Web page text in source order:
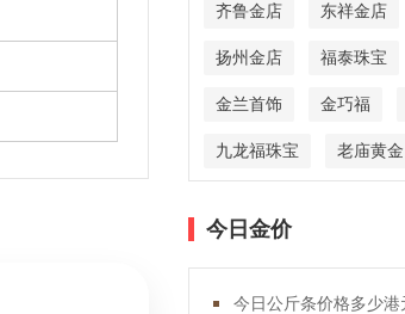
齐鲁金店 东祥金店
扬州金店 福泰珠宝
金兰首饰 金巧福
九龙福珠宝 老庙黄金
今日金价
今日公斤条价格多少港